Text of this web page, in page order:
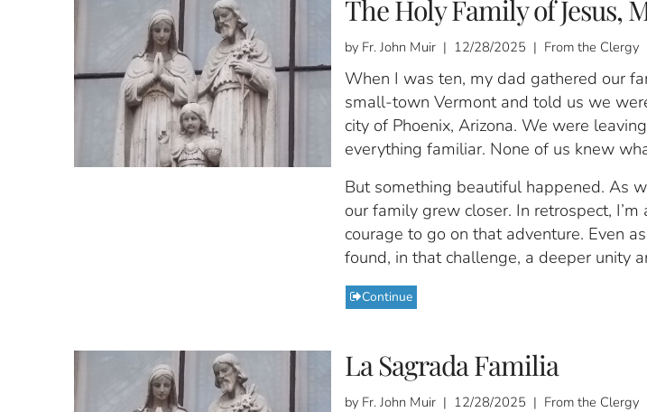
The Holy Family of Jesus,
by Fr. John Muir | 12/28/2025 | From the Clergy
When I was ten, my dad gathered our
small-town Vermont and told us we
city of Phoenix, Arizona. We were
everything familiar. None of us knew
But something beautiful happened. As
our family grew closer. In retrospect, I’m
courage to go on that adventure. Even
found, in that challenge, a deeper unity
Continue
La Sagrada Familia
by Fr. John Muir | 12/28/2025 | From the Clergy